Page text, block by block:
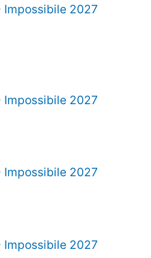
Impossibile 2027
Impossibile 2027
Impossibile 2027
Impossibile 2027